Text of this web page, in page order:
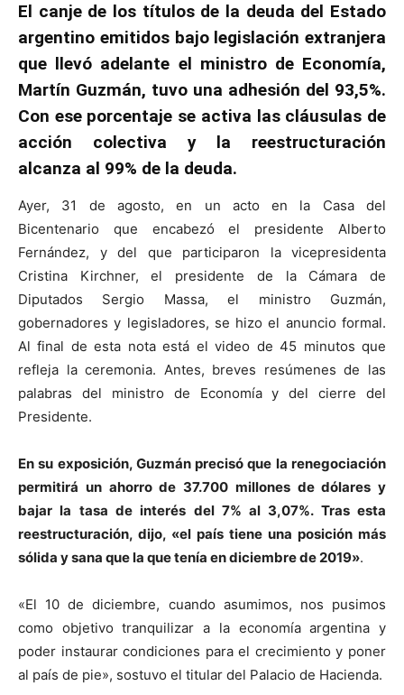
El canje de los títulos de la deuda del Estado
argentino emitidos bajo legislación extranjera
que llevó adelante el ministro de Economía,
Martín Guzmán, tuvo una adhesión del 93,5%.
Con ese porcentaje se activa las cláusulas de
acción colectiva y la reestructuración
alcanza al 99% de la deuda.
Ayer, 31 de agosto, en un acto en la Casa del
Bicentenario que encabezó el presidente Alberto
Fernández, y del que participaron la vicepresidenta
Cristina Kirchner, el presidente de la Cámara de
Diputados Sergio Massa, el ministro Guzmán,
gobernadores y legisladores, se hizo el anuncio formal.
Al final de esta nota está el video de 45 minutos que
refleja la ceremonia. Antes, breves resúmenes de las
palabras del ministro de Economía y del cierre del
Presidente.
En su exposición, Guzmán precisó que la renegociación
permitirá un ahorro de 37.700 millones de dólares y
bajar la tasa de interés del 7% al 3,07%. Tras esta
reestructuración, dijo, «el país tiene una posición más
sólida y sana que la que tenía en diciembre de 2019».
«El 10 de diciembre, cuando asumimos, nos pusimos
como objetivo tranquilizar a la economía argentina y
poder instaurar condiciones para el crecimiento y poner
al país de pie», sostuvo el titular del Palacio de Hacienda.